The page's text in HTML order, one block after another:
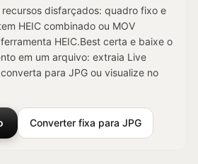
recursos disfarçados: quadro fixo e
HEIC combinado ou MOV
HEIC.Best certa e baixe o
em um arquivo: extraia Live
para JPG ou visualize no
Converter fixa para JPG